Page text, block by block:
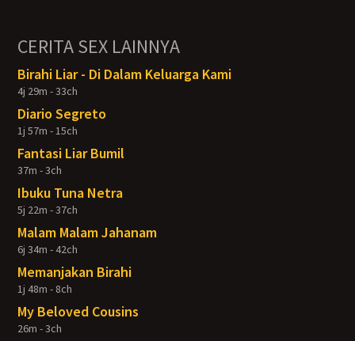
CERITA SEX LAINNYA
Birahi Liar - Di Dalam Keluarga Kami
4j 29m - 33ch
Diario Segreto
1j 57m - 15ch
Fantasi Liar Bumil
37m - 3ch
Ibuku Tuna Netra
5j 22m - 37ch
Malam Malam Jahanam
6j 34m - 42ch
Memanjakan Birahi
1j 48m - 8ch
My Beloved Cousins
26m - 3ch